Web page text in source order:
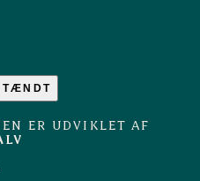
TÆNDT
ER UDVIKLET AF